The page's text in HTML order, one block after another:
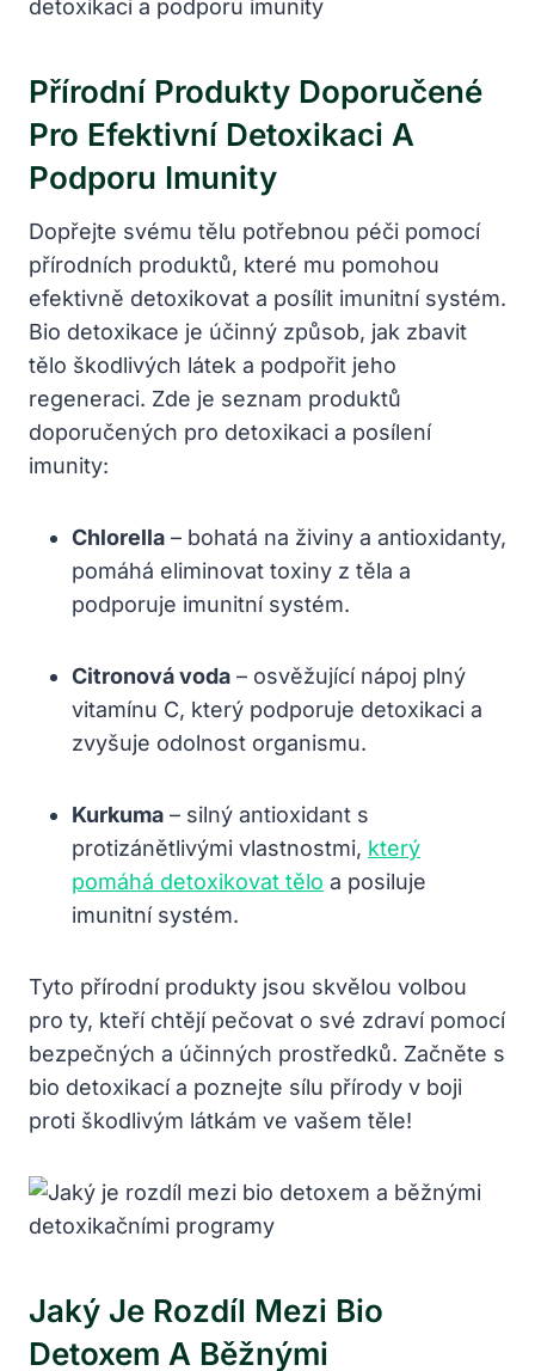
Přírodní Produkty Doporučené
Pro Efektivní Detoxikaci A
Podporu Imunity
Dopřejte svému tělu potřebnou péči pomocí
přírodních produktů, které mu pomohou
efektivně detoxikovat a posílit imunitní systém.
Bio detoxikace je účinný způsob, jak zbavit
tělo škodlivých látek a podpořit jeho
regeneraci. Zde je seznam produktů
doporučených pro detoxikaci a posílení
imunity:
Chlorella – bohatá na živiny a antioxidanty,
pomáhá eliminovat toxiny z těla a
podporuje imunitní systém.
Citronová voda – osvěžující nápoj plný
vitamínu C, který podporuje detoxikaci a
zvyšuje odolnost organismu.
Kurkuma – silný antioxidant s
protizánětlivými vlastnostmi, který
pomáhá detoxikovat tělo a posiluje
imunitní systém.
Tyto přírodní produkty jsou skvělou volbou
pro ty, kteří chtějí pečovat o své zdraví pomocí
bezpečných a účinných prostředků. Začněte s
bio detoxikací a poznejte sílu přírody v boji
proti škodlivým látkám ve vašem těle!
Jaký Je Rozdíl Mezi Bio
Detoxem A Běžnými